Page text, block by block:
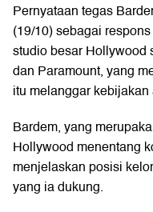
Pernyataan tegas
(19/10) sebagai
studio besar Hollywood
dan Paramount, yang
itu melanggar
Bardem, yang
Hollywood menentang
menjelaskan posisi
yang ia dukung.